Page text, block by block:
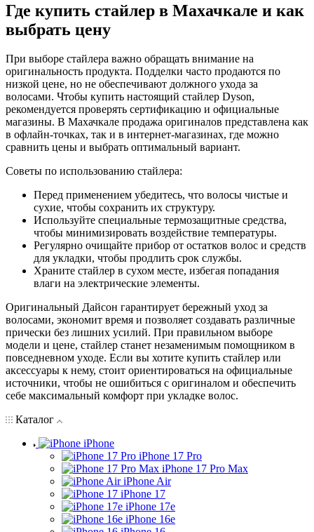
Где купить стайлер в Махачкале и как
выбрать цену
При выборе стайлера важно обращать внимание на
оригинальность продукта. Подделки часто продаются по
низкой цене, но не обеспечивают должного ухода за
волосами. Чтобы купить настоящий стайлер Dyson,
рекомендуется проверять сертификацию и официальные
магазины. В Махачкале продажа оригиналов представлена как
в офлайн-точках, так и в интернет-магазинах, где можно
сравнить цены и выбрать оптимальный вариант.
Советы по использованию стайлера:
Перед применением убедитесь, что волосы чистые и
сухие, чтобы сохранить их структуру.
Используйте специальные термозащитные средства,
чтобы минимизировать воздействие температуры.
Регулярно очищайте прибор от остатков волос и средств
для укладки, чтобы продлить срок службы.
Храните стайлер в сухом месте, избегая попадания
влаги на электрические элементы.
Оригинальный Дайсон гарантирует бережный уход за
волосами, экономит время и позволяет создавать различные
прически без лишних усилий. При правильном выборе
модели и цене, стайлер станет незаменимым помощником в
повседневном уходе. Если вы хотите купить стайлер или
аксессуары к нему, стоит ориентироваться на официальные
источники, чтобы не ошибиться с оригиналом и обеспечить
себе максимальный комфорт при укладке волос.
Каталог
iPhone
iPhone 17 Pro
iPhone 17 Pro Max
iPhone Air
iPhone 17
iPhone 17e
iPhone 16e